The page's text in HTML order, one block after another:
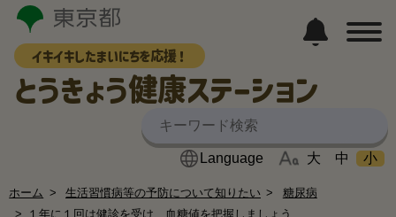
イキイキしたまいにちを応援！
とうきょう健康ステーション
大 中 小
ホーム 生活習慣病等の予防について知りたい
糖尿病
１年に１回は健診を受け、血糖値を把握しましょう